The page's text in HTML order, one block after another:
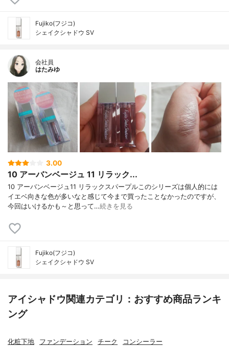
Fujiko(フジコ)
シェイクシャドウ SV
会社員
はたみゆ
3.00
10 アーバンベージュ 11 リラック...
10 アーバンベージュ11 リラックスパープルこのシリーズは個人的には
イエベ向きな色が多いなと感じて今まで買ったことなかったのですが、
今回はいけるかも～と思って…続きを見る
Fujiko(フジコ)
シェイクシャドウ SV
アイシャドウ関連カテゴリ：おすすめ商品ランキ
ング
化粧下地 ファンデーション チーク コンシーラー